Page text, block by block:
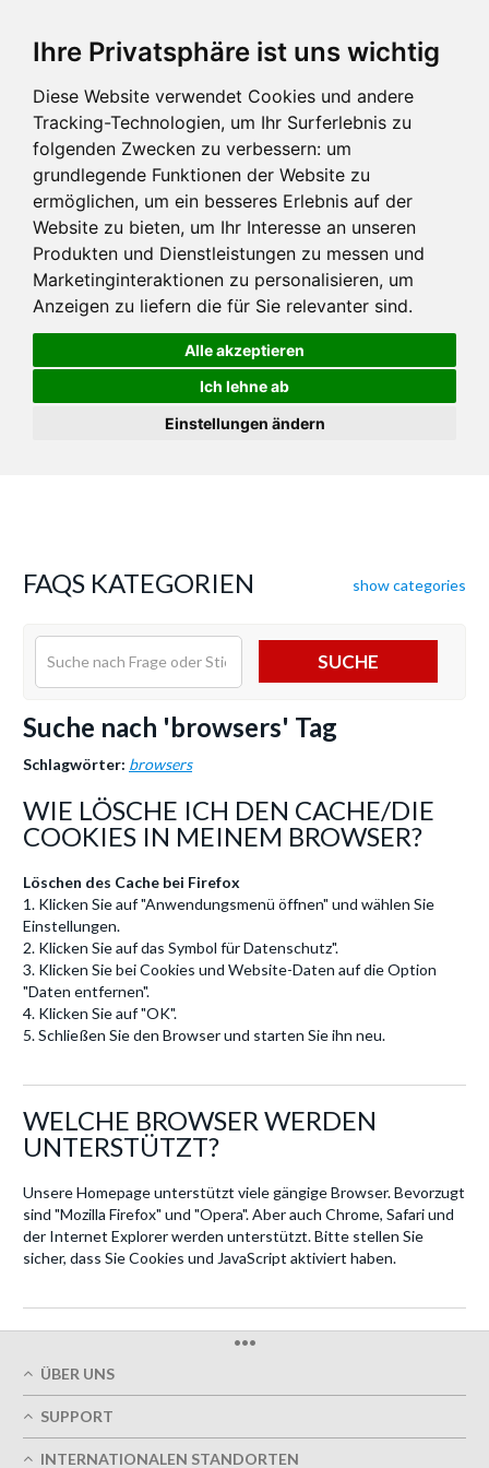
Ihre Privatsphäre ist uns wichtig
Diese Website verwendet Cookies und andere
Tracking-Technologien, um Ihr Surferlebnis zu
folgenden Zwecken zu verbessern: um
grundlegende Funktionen der Website zu
ermöglichen, um ein besseres Erlebnis auf der
Website zu bieten, um Ihr Interesse an unseren
Produkten und Dienstleistungen zu messen und
Marketinginteraktionen zu personalisieren, um
Anzeigen zu liefern die für Sie relevanter sind.
Alle akzeptieren
Ich lehne ab
Einstellungen ändern
FAQS KATEGORIEN show categories
SUCHE
Suche nach 'browsers' Tag
Schlagwörter: browsers
WIE LÖSCHE ICH DEN CACHE/DIE
COOKIES IN MEINEM BROWSER?
Löschen des Cache bei Firefox
1. Klicken Sie auf "Anwendungsmenü öffnen" und wählen Sie
Einstellungen.
2. Klicken Sie auf das Symbol für Datenschutz".
3. Klicken Sie bei Cookies und Website-Daten auf die Option
"Daten entfernen".
4. Klicken Sie auf "OK".
5. Schließen Sie den Browser und starten Sie ihn neu.
WELCHE BROWSER WERDEN
UNTERSTÜTZT?
Unsere Homepage unterstützt viele gängige Browser. Bevorzugt
sind "Mozilla Firefox" und "Opera". Aber auch Chrome, Safari und
der Internet Explorer werden unterstützt. Bitte stellen Sie
sicher, dass Sie Cookies und JavaScript aktiviert haben.
•••
ÜBER UNS
Termingerechte Lieferung
SUPPORT
INTERNATIONALEN STANDORTEN